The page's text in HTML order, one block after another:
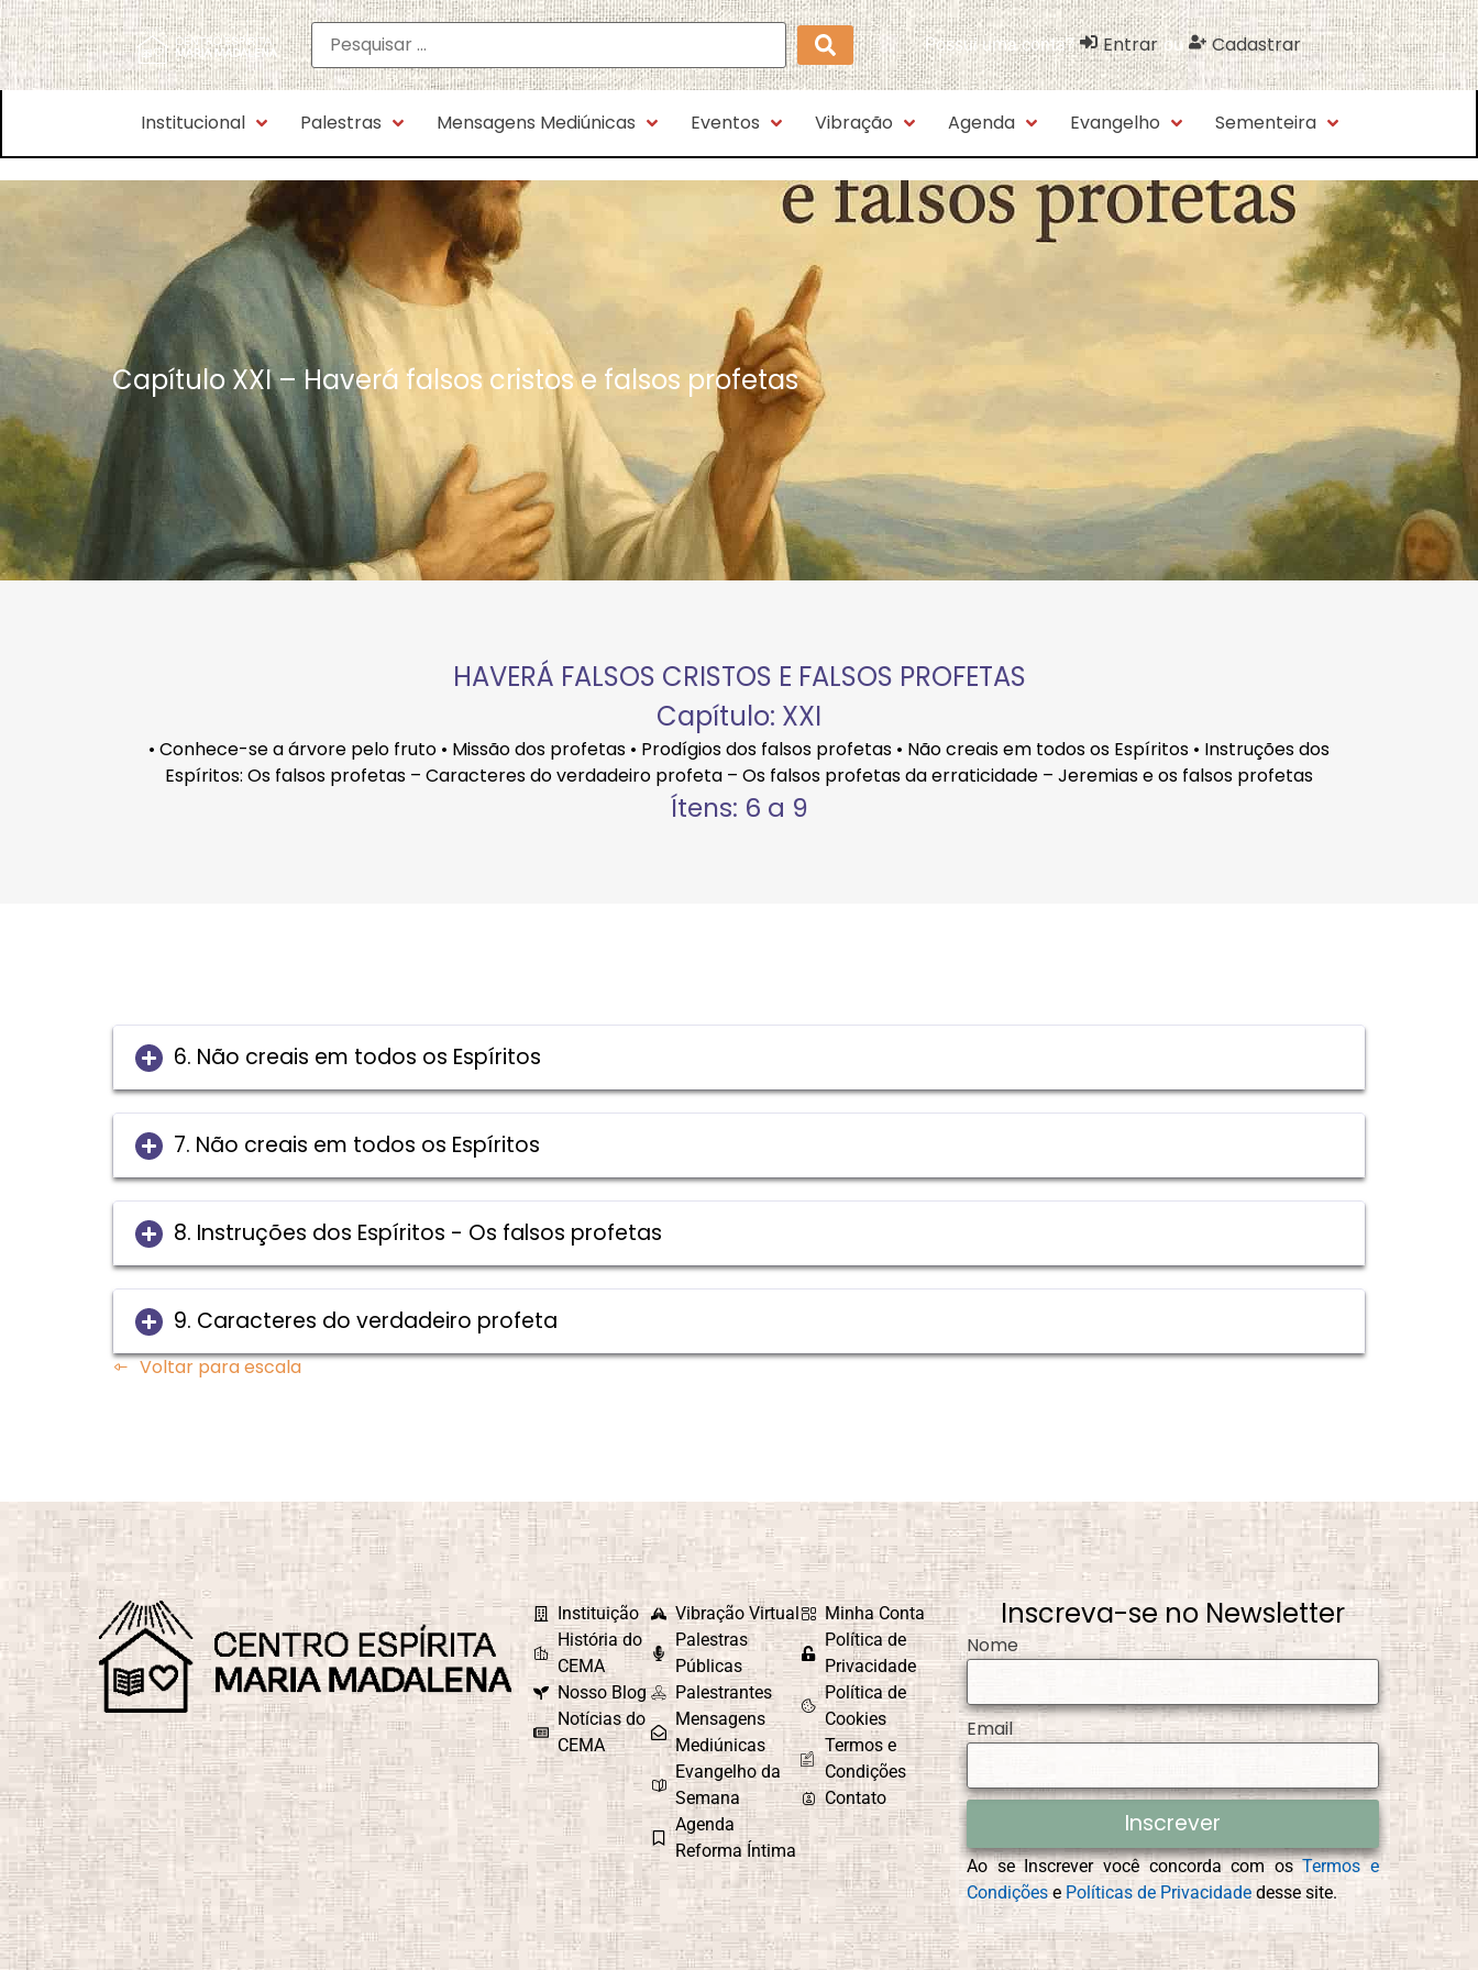
Possui uma conta? Entrar ou Cadastrar
Institucional Palestras Mensagens Mediúnicas Eventos Vibração Agenda Evangelho Sementeira
Capítulo XXI – Haverá falsos cristos e falsos profetas
HAVERÁ FALSOS CRISTOS E FALSOS PROFETAS
Capítulo: XXI
• Conhece-se a árvore pelo fruto • Missão dos profetas • Prodígios dos falsos profetas • Não creais em todos os Espíritos • Instruções dos
Espíritos: Os falsos profetas – Caracteres do verdadeiro profeta – Os falsos profetas da erraticidade – Jeremias e os falsos profetas
Ítens: 6 a 9
6. Não creais em todos os Espíritos
7. Não creais em todos os Espíritos
8. Instruções dos Espíritos - Os falsos profetas
9. Caracteres do verdadeiro profeta
Voltar para escala
Instituição
História do
CEMA
Nosso Blog
Notícias do
CEMA
Vibração Virtual
Palestras
Públicas
Palestrantes
Mensagens
Mediúnicas
Evangelho da
Semana
Agenda
Reforma Íntima
Minha Conta
Política de
Privacidade
Política de
Cookies
Termos e
Condições
Contato
Inscreva-se no Newsletter
Nome
Email
Inscrever
Ao se Inscrever você concorda com osTermos e
Condiçõese Políticas de Privacidade desse site.